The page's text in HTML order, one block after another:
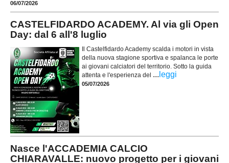
06/07/2026
CASTELFIDARDO ACADEMY. Al via gli Open
Day: dal 6 all'8 luglio
Il Castelfidardo Academy scalda i motori in vista
della nuova stagione sportiva e spalanca le porte
ai giovani calciatori del territorio. Sotto la guida
attenta e l'esperienza del ... leggi
05/07/2026
Nasce l'ACCADEMIA CALCIO
CHIARAVALLE: nuovo progetto per i giovani